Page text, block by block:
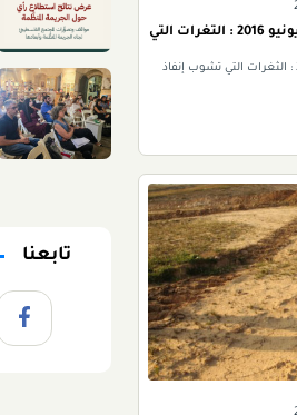
تقرير الرصد السياسيّ لشهر حزيران/يونيو 2016 : الثغرات التي
تقرير الرصد السياسيّ لشهر حزيران/يونيو 2016 : الثغرات التي تشوب إنفاذ
تابعنا